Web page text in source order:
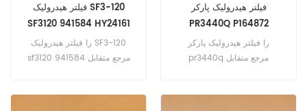
فیلتر هیدرولیک SF3-120
SF3120 941584 HY24161
SH53161
را فیلتر هیدرولیک SF3-120
sf3120 مرجع متقابل 941584
فیلتر هیدرولیک پارکر
PR3440Q P164872
H9072-V HF7467
را فیلتر هیدرولیک پارکر
pr3440q مرجع متقابل